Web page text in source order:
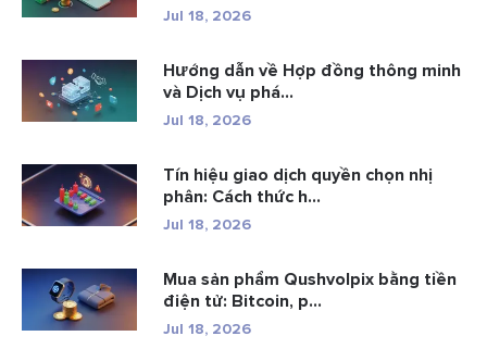
Jul 18, 2026
Hướng dẫn về Hợp đồng thông minh
và Dịch vụ phá...
Jul 18, 2026
Tín hiệu giao dịch quyền chọn nhị
phân: Cách thức h...
Jul 18, 2026
Mua sản phẩm Qushvolpix bằng tiền
điện tử: Bitcoin, p...
Jul 18, 2026